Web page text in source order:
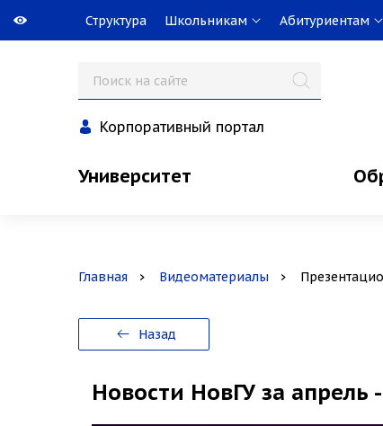
Структура Школьникам Абитуриентам
Корпоративный портал
Университет
Главная Видеоматериалы
Назад
Новости НовГУ за апрель